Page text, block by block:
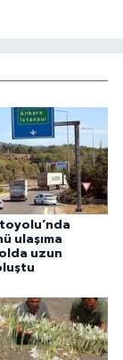
ulaşıma
uzun